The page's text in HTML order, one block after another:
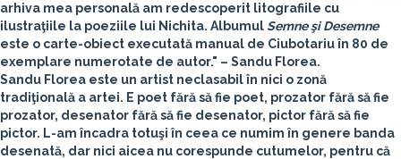
arhiva mea personală am redescoperit litografiile cu
ilustraţiile la poeziile lui Nichita. AlbumulSemne şi Desemne
este o carte-obiect executată manual de Ciubotariu în 80 de
exemplare numerotate de autor." – Sandu Florea.
Sandu Florea este un artist neclasabil în nici o zonă
tradiţională a artei. E poet fără să fie poet, prozator fără să fie
prozator, desenator fără să fie desenator, pictor fără să fie
pictor. L-am încadra totuşi în ceea ce numim în genere banda
desenată, dar nici aicea nu corespunde cutumelor, pentru că